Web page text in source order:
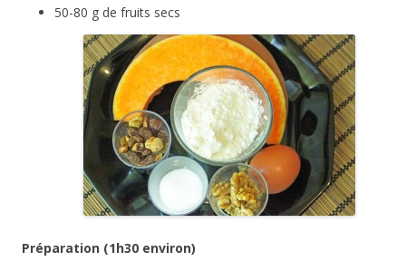
50-80 g de fruits secs
Préparation (1h30 environ)